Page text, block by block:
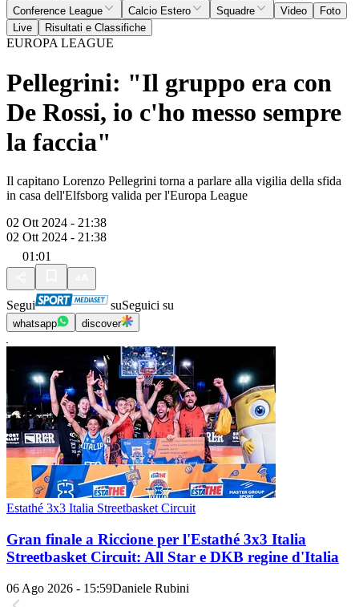
Conference League
Calcio Estero Squadre Video
Foto
Live
Risultati e Classifiche
EUROPA LEAGUE
Pellegrini: "Il gruppo era con
De Rossi, io c'ho messo sempre
la faccia"
Il capitano Lorenzo Pellegrini torna a parlare alla vigilia della sfida
in casa dell'Elfsborg valida per l'Europa League
02 Ott 2024 - 21:38
02 Ott 2024 - 21:38
01:01
Segui suSeguici su
whatsapp discover
Estathé 3x3 Italia Streetbasket Circuit
Gran finale a Riccione per l'Estathé 3x3 Italia
Streetbasket Circuit: All Star e DKB regine d'Italia
06 Ago 2026 - 15:59Daniele Rubini